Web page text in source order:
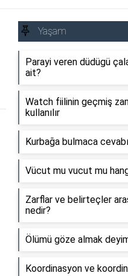
Yaşam
Parayi veren düdügü
ait?
Watch fiilinin geçmiş
kullanılır
Kurbağa bulmaca
Vücut mu vucut mu
Zarflar ve belirteçler
nedir?
Ölümü göze almak
Koordinasyon ve